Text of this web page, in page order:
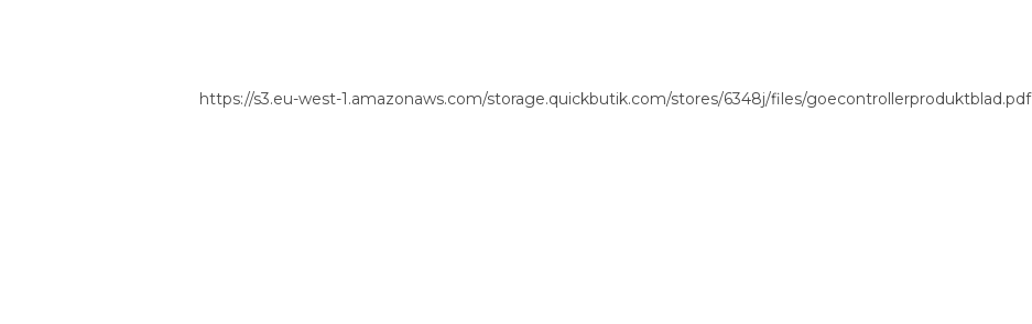
https://s3.eu-west-1.amazonaws.com/storage.quickbutik.com/stores/6348j/files/goecontrollerproduktblad.pdf